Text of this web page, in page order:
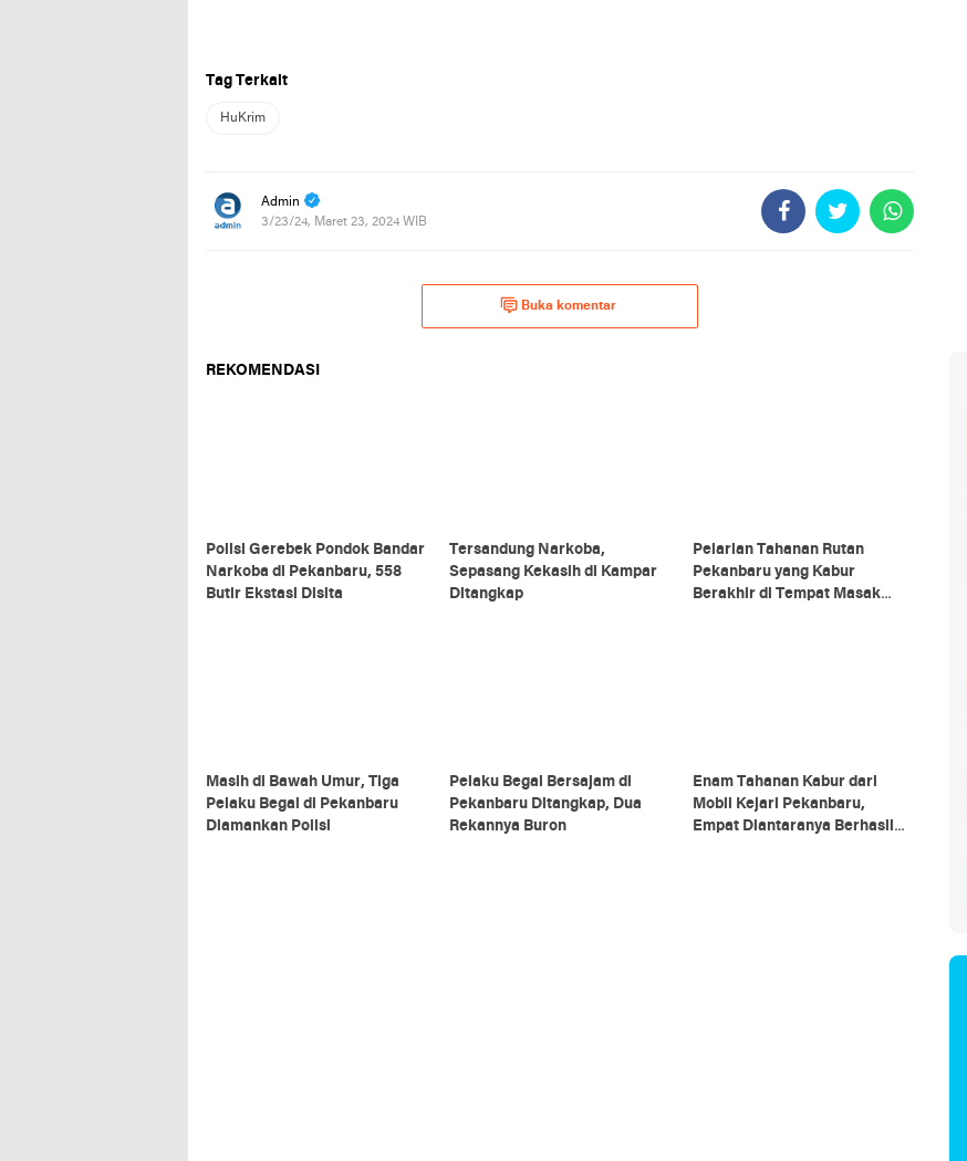
Tag Terkait
HuKrim
Admin
3/23/24, Maret 23, 2024 WIB
Buka komentar
REKOMENDASI
Polisi Gerebek Pondok Bandar
Narkoba di Pekanbaru, 558
Butir Ekstasi Disita
Tersandung Narkoba,
Sepasang Kekasih di Kampar
Ditangkap
Pelarian Tahanan Rutan
Pekanbaru yang Kabur
Berakhir di Tempat Masak
Masih di Bawah Umur, Tiga
Pelaku Begal di Pekanbaru
Diamankan Polisi
Pelaku Begal Bersajam di
Pekanbaru Ditangkap, Dua
Rekannya Buron
Enam Tahanan Kabur dari
Mobil Kejari Pekanbaru,
Empat Diantaranya Berhasil